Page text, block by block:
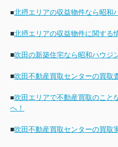
■北摂エリアの収益物件なら昭和
■北摂エリアの収益物件に関する
■吹田の新築住宅なら昭和ハウジ
■吹田不動産買取センターの買取
■吹田エリアで不動産買取のこと
へ！
■吹田不動産買取センターの買取